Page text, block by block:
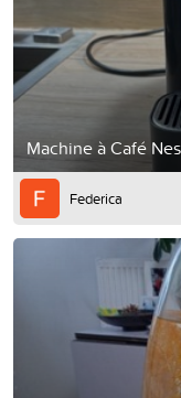
Machine à Café
Federica